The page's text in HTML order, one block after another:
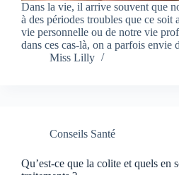
Dans la vie, il arrive souvent que
à des périodes troubles que ce soit
vie personnelle ou de notre vie
dans ces cas-là, on a parfois
Miss Lilly
Conseils Santé
Qu’est-ce que la colite et quels en